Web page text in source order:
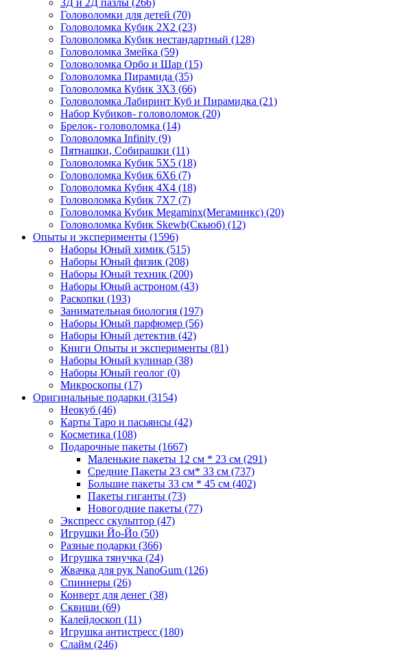
3Д и 2Д пазлы (266)
Головоломки для детей (70)
Головоломка Кубик 2Х2 (23)
Головоломка Кубик нестандартный (128)
Головоломка Змейка (59)
Головоломка Орбо и Шар (15)
Головоломка Пирамида (35)
Головоломка Кубик 3Х3 (66)
Головоломка Лабиринт Куб и Пирамидка (21)
Набор Кубиков- головоломок (20)
Брелок- головоломка (14)
Головоломка Infinity (9)
Пятнашки, Собирашки (11)
Головоломка Кубик 5Х5 (18)
Головоломка Кубик 6Х6 (7)
Головоломка Кубик 4Х4 (18)
Головоломка Кубик 7Х7 (7)
Головоломка Кубик Megaminx(Мегаминкс) (20)
Головоломка Кубик Skewb(Скьюб) (12)
Опыты и эксперименты (1596)
Наборы Юный химик (515)
Наборы Юный физик (208)
Наборы Юный техник (200)
Наборы Юный астроном (43)
Раскопки (193)
Занимательная биология (197)
Наборы Юный парфюмер (56)
Наборы Юный детектив (42)
Книги Опыты и эксперименты (81)
Наборы Юный кулинар (38)
Наборы Юный геолог (0)
Микроскопы (17)
Оригинальные подарки (3154)
Неокуб (46)
Карты Таро и пасьянсы (42)
Косметика (108)
Подарочные пакеты (1667)
Маленькие пакеты 12 см * 23 см (291)
Средние Пакеты 23 см* 33 см (737)
Большие пакеты 33 см * 45 см (402)
Пакеты гиганты (73)
Новогодние пакеты (77)
Экспресс скульптор (47)
Игрушки Йо-Йо (50)
Разные подарки (366)
Игрушка тянучка (24)
Жвачка для рук NanoGum (126)
Спиннеры (26)
Конверт для денег (38)
Сквиши (69)
Калейдоскоп (11)
Игрушка антистресс (180)
Слайм (246)